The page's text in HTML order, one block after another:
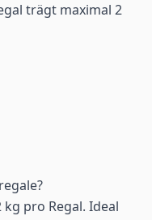
trägt maximal 2
pro Regal. Ideal